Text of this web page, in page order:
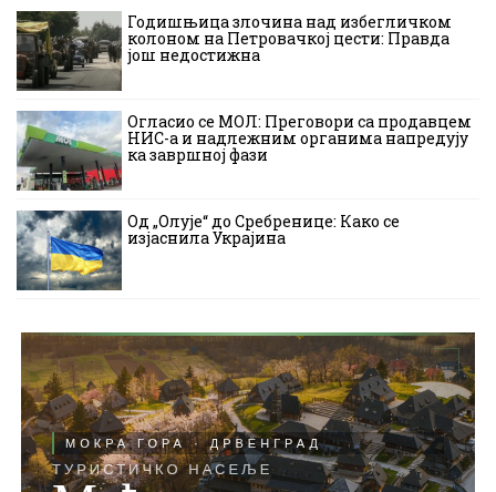
Годишњица злочина над избегличком
колоном на Петровачкој цести: Правда
још недостижна
Огласио се МОЛ: Преговори са продавцем
НИС-а и надлежним органима напредују
ка завршној фази
Од „Олује“ до Сребренице: Како се
изјаснила Украјина